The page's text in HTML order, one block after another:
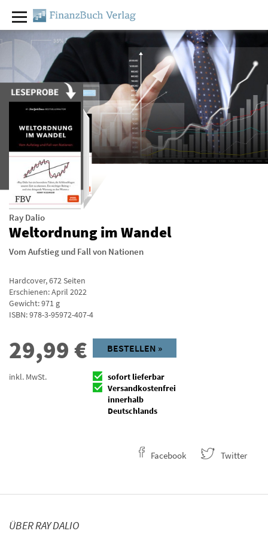
Ray Dalio
Weltordnung im Wandel
Vom Aufstieg und Fall von Nationen
Hardcover,672Seiten
Erschienen: April 2022
Gewicht: 971 g
ISBN:978-3-95972-407-4
29,99 €
inkl. MwSt.
BESTELLEN »
sofort lieferbar
Versandkostenfrei
innerhalb
Deutschlands
Facebook Twitter
ÜBER RAY DALIO